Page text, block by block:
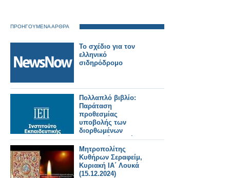
ΠΡΟΗΓΟΥΜΕΝΑ ΑΡΘΡΑ
Το σχέδιο για τον
ελληνικό
σιδηρόδρομο
Πολλαπλό βιβλίο:
Παράταση
προθεσμίας
υποβολής των
διορθωμένων
διδακτικών πακέτων
(κατόπιν αιτήματος
και της ΠΕΘ)
Μητροπολίτης
Κυθήρων Σεραφείμ,
Κυριακή ΙA΄ Λουκά
(15.12.2024)